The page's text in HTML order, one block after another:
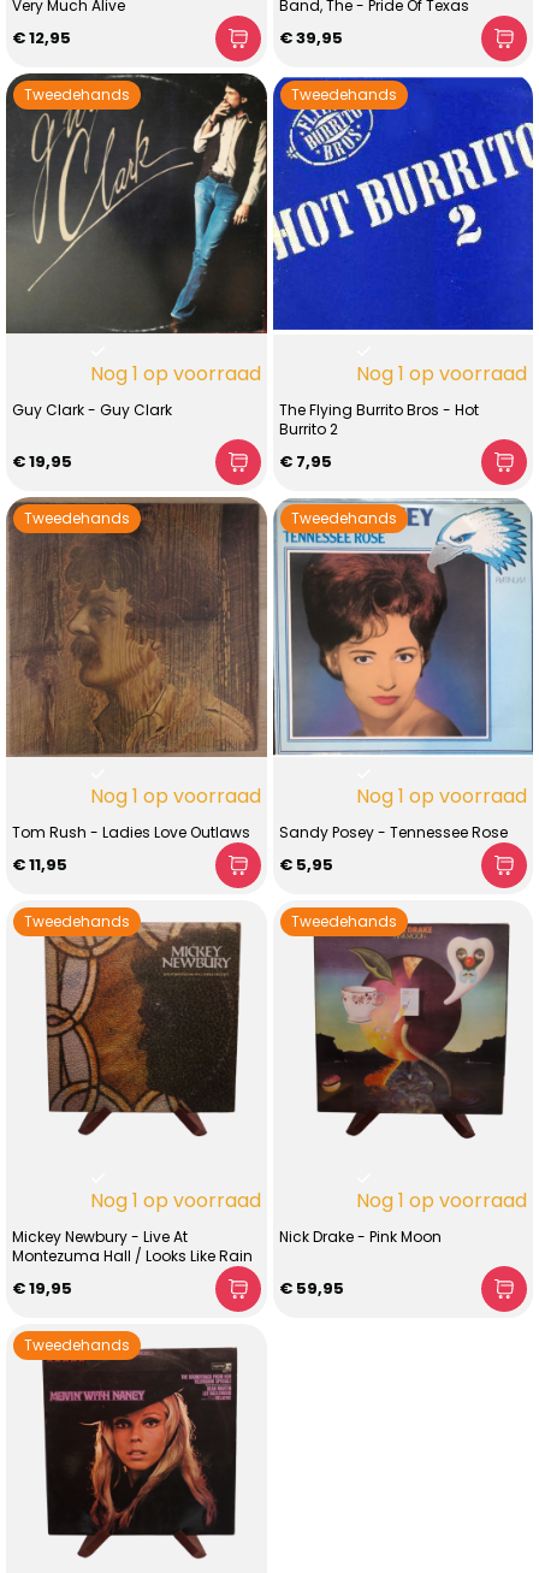
Very Much Alive
€ 12,95
Band, The - Pride Of Texas
€ 39,95
Tweedehands
Nog 1 op voorraad
Guy Clark - Guy Clark
€ 19,95
Tweedehands
Nog 1 op voorraad
The Flying Burrito Bros - Hot
Burrito 2
€ 7,95
Tweedehands
Nog 1 op voorraad
Tom Rush - Ladies Love Outlaws
€ 11,95
Tweedehands
Nog 1 op voorraad
Sandy Posey - Tennessee Rose
€ 5,95
Tweedehands
Nog 1 op voorraad
Mickey Newbury - Live At
Montezuma Hall / Looks Like Rain
€ 19,95
Tweedehands
Nog 1 op voorraad
Nick Drake - Pink Moon
€ 59,95
Tweedehands